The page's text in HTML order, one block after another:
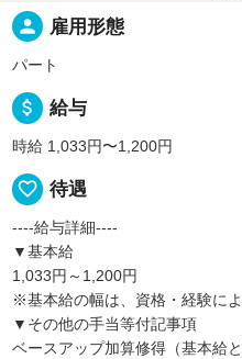
person 雇用形態
パート
attach_money 給与
時給 1,033円〜1,200円
favorite_border 待遇
----給与詳細----
▼基本給
1,033円～1,200円
※基本給の幅は、資格・経験によ
▼その他の手当等付記事項
ベースアップ加算修得（基本給